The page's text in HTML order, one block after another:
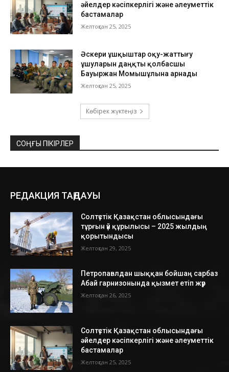
әйелдер кәсіпкерлігі және әлеуметтік
бастамалар
Желтоқсан 25, 2025
Әскери ұшқыштар оқу-жаттығу
ұшуларын даңқты қолбасшы
Бауыржан Момышұлына арнады
Желтоқсан 25, 2025
Көбірек жүктеңіз
СОҢҒЫ ПІКІРЛЕР
РЕДАКЦИЯ ТАҢДАУЫ
Солтүстік Қазақстан облысындағы
тұрғын үй құрылысы – 2025 жылдың
қорытындысы
Желтоқсан 29, 2025
Петропавлдан шыққан бойшаң сарбаз
Абай гарнизонында қызмет етіп жүр
Желтоқсан 26, 2025
Солтүстік Қазақстан облысындағы
әйелдер кәсіпкерлігі және әлеуметтік
бастамалар
Желтоқсан 25, 2025